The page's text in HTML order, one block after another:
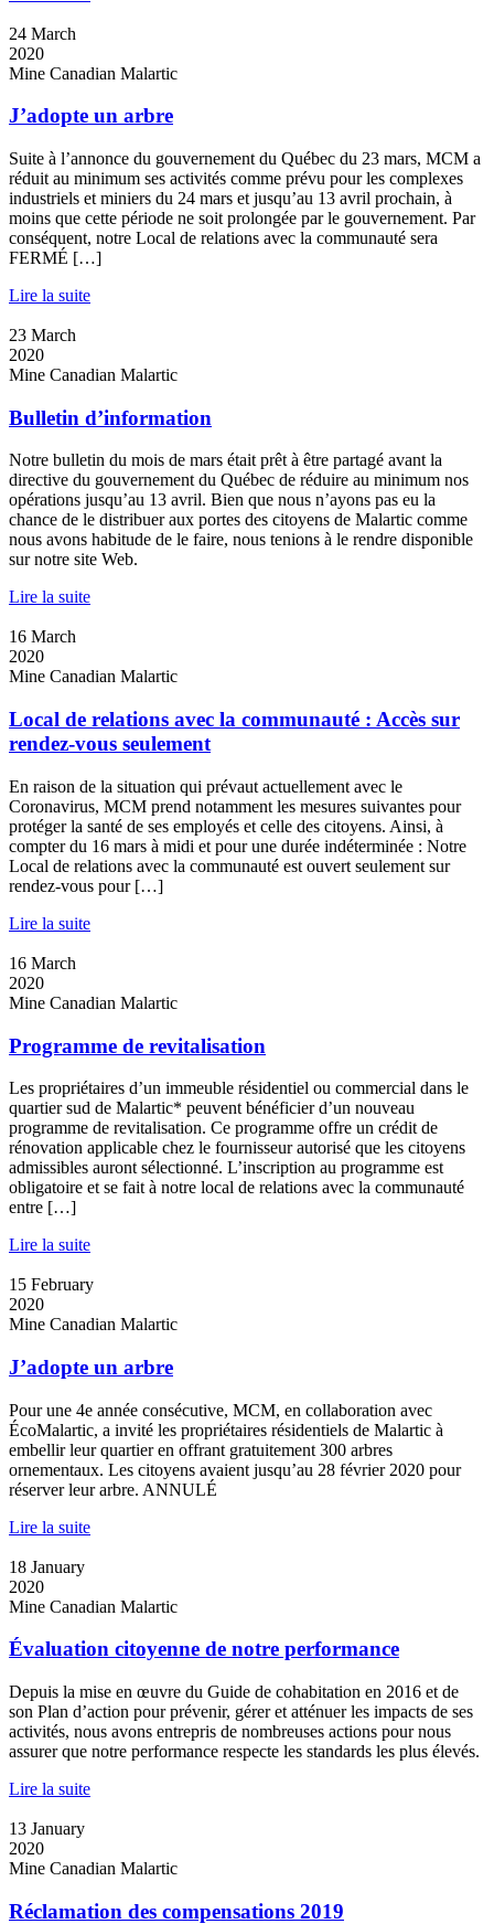
24 March
2020
Mine Canadian Malartic
J’adopte un arbre
Suite à l’annonce du gouvernement du Québec du 23 mars, MCM a
réduit au minimum ses activités comme prévu pour les complexes
industriels et miniers du 24 mars et jusqu’au 13 avril prochain, à
moins que cette période ne soit prolongée par le gouvernement. Par
conséquent, notre Local de relations avec la communauté sera
FERMÉ […]
Lire la suite
23 March
2020
Mine Canadian Malartic
Bulletin d’information
Notre bulletin du mois de mars était prêt à être partagé avant la
directive du gouvernement du Québec de réduire au minimum nos
opérations jusqu’au 13 avril. Bien que nous n’ayons pas eu la
chance de le distribuer aux portes des citoyens de Malartic comme
nous avons habitude de le faire, nous tenions à le rendre disponible
sur notre site Web.
Lire la suite
16 March
2020
Mine Canadian Malartic
Local de relations avec la communauté : Accès sur
rendez-vous seulement
En raison de la situation qui prévaut actuellement avec le
Coronavirus, MCM prend notamment les mesures suivantes pour
protéger la santé de ses employés et celle des citoyens. Ainsi, à
compter du 16 mars à midi et pour une durée indéterminée : Notre
Local de relations avec la communauté est ouvert seulement sur
rendez-vous pour […]
Lire la suite
16 March
2020
Mine Canadian Malartic
Programme de revitalisation
Les propriétaires d’un immeuble résidentiel ou commercial dans le
quartier sud de Malartic* peuvent bénéficier d’un nouveau
programme de revitalisation. Ce programme offre un crédit de
rénovation applicable chez le fournisseur autorisé que les citoyens
admissibles auront sélectionné. L’inscription au programme est
obligatoire et se fait à notre local de relations avec la communauté
entre […]
Lire la suite
15 February
2020
Mine Canadian Malartic
J’adopte un arbre
Pour une 4e année consécutive, MCM, en collaboration avec
ÉcoMalartic, a invité les propriétaires résidentiels de Malartic à
embellir leur quartier en offrant gratuitement 300 arbres
ornementaux. Les citoyens avaient jusqu’au 28 février 2020 pour
réserver leur arbre. ANNULÉ
Lire la suite
18 January
2020
Mine Canadian Malartic
Évaluation citoyenne de notre performance
Depuis la mise en œuvre du Guide de cohabitation en 2016 et de
son Plan d’action pour prévenir, gérer et atténuer les impacts de ses
activités, nous avons entrepris de nombreuses actions pour nous
assurer que notre performance respecte les standards les plus élevés.
Lire la suite
13 January
2020
Mine Canadian Malartic
Réclamation des compensations 2019